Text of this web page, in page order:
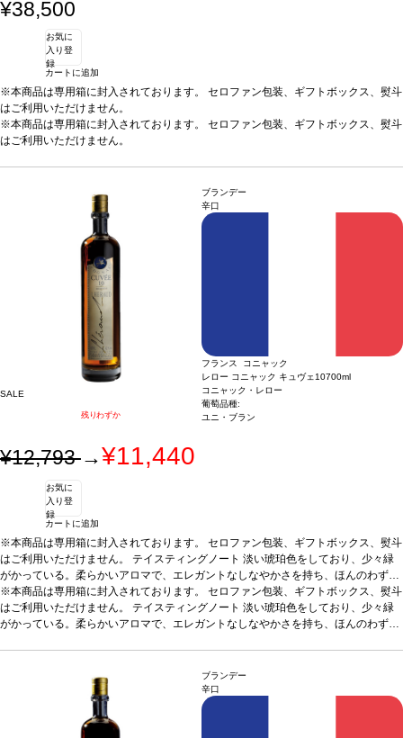
¥38,500
お気に
入り登
録
カートに追加
※本商品は専用箱に封入されております。 セロファン包装、ギフトボックス、熨斗
はご利用いただけません。
※本商品は専用箱に封入されております。 セロファン包装、ギフトボックス、熨斗
はご利用いただけません。
SALE
残りわずか
ブランデー
辛口
フランス コニャック
レロー コニャック キュヴェ10700ml
コニャック・レロー
葡萄品種:
ユニ・ブラン
¥12,793→¥11,440
お気に
入り登
録
カートに追加
※本商品は専用箱に封入されております。 セロファン包装、ギフトボックス、熨斗
はご利用いただけません。 テイスティングノート 淡い琥珀色をしており、少々緑
がかっている。柔らかいアロマで、エレガントなしなやかさを持ち、ほんのわずか
に甘い香りがある。カラメルの香りが、ほのかなオレンジ、干し草、オーク等に伴
われ、複雑な香りを構成するのに役立っている。口蓋ではスムーズで絹のようで、
リッチでシャープな果物風味、魅力的なトーストの含みが、余韻の長い力強い後味
※本商品は専用箱に封入されております。 セロファン包装、ギフトボックス、熨斗
はご利用いただけません。 テイスティングノート 淡い琥珀色をしており、少々緑
がかっている。柔らかいアロマで、エレガントなしなやかさを持ち、ほんのわずか
リッチでシャープな果物風味、魅力的なトーストの含みが、余韻の長い力強い後味
に伴われている。JKW
合う料理
ブランデー
辛口